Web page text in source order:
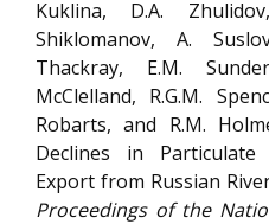
Kuklina, D.A.
Shiklomanov, A.
Thackray, E.M.
McClelland, R.G.M.
Robarts, and R.M.
Declines in
Export from Russian
Proceedings of the